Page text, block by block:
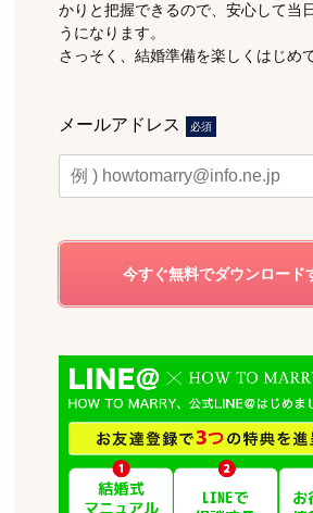
かりと把握できるので、安心して当
うになります。
さっそく、結婚準備を楽しくはじめ
メールアドレス 必須